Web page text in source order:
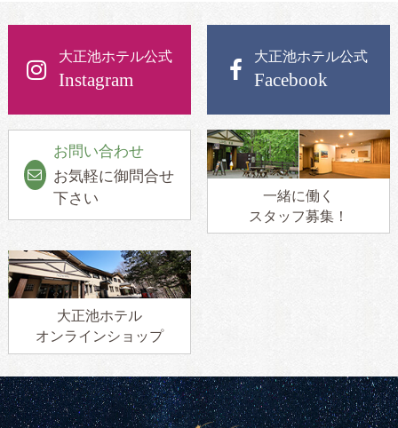
大正池ホテル公式
Instagram
大正池ホテル公式
Facebook
お問い合わせ
お気軽に御問合せ
下さい
一緒に働く
スタッフ募集！
大正池ホテル
オンラインショップ